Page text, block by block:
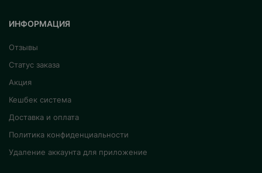
ИНФОРМАЦИЯ
Отзывы
Статус заказа
Акция
Кешбек система
Доставка и оплата
Политика конфиденциальности
Удаление аккаунта для приложение